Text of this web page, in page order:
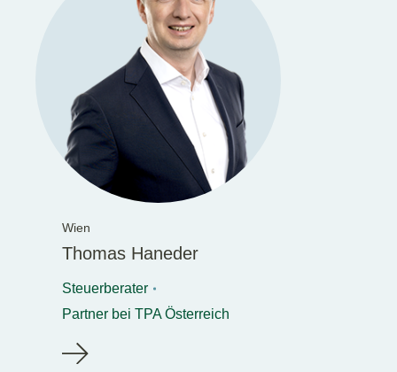
Wien
Thomas Haneder
Steuerberater
Partner bei TPA Österreich